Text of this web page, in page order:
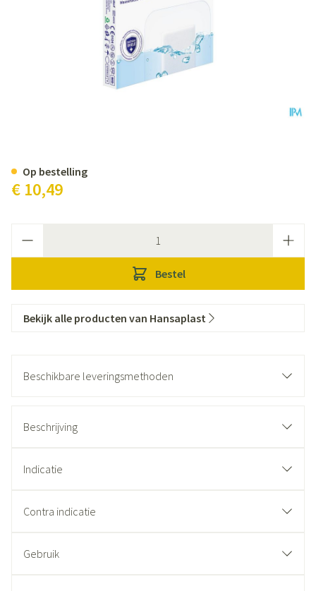
€ 10,49
Bestel
Op bestelling
Bekijk alle producten van Hansaplast
Beschikbare leveringsmethoden
Beschrijving
Indicatie
Contra indicatie
Gebruik